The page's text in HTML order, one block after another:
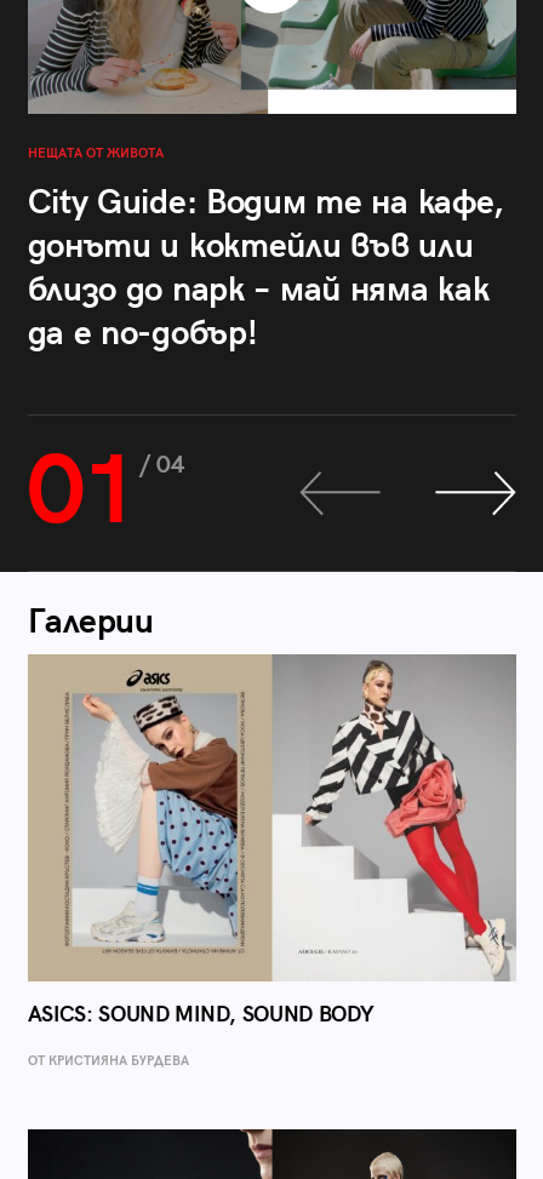
НЕЩАТА ОТ ЖИВОТА
City Guide: Водим те на кафе,
донъти и коктейли във или
близо до парк – май няма как
да е по-добър!
01 / 04
Галерии
ASICS: SOUND MIND, SOUND BODY
ОТ КРИСТИЯНА БУРДЕВА